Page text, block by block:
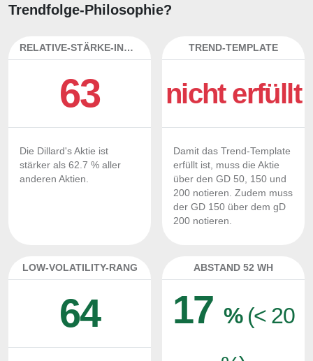
Trendfolge-Philosophie?
RELATIVE-STÄRKE-INDEX
63
Die Dillard's Aktie ist
stärker als 62.7 % aller
anderen Aktien.
TREND-TEMPLATE
nicht erfüllt
Damit das Trend-Template
erfüllt ist, muss die Aktie
über den GD 50, 150 und
200 notieren. Zudem muss
der GD 150 über dem gD
200 notieren.
LOW-VOLATILITY-RANG
64
ABSTAND 52 WH
17% (< 20